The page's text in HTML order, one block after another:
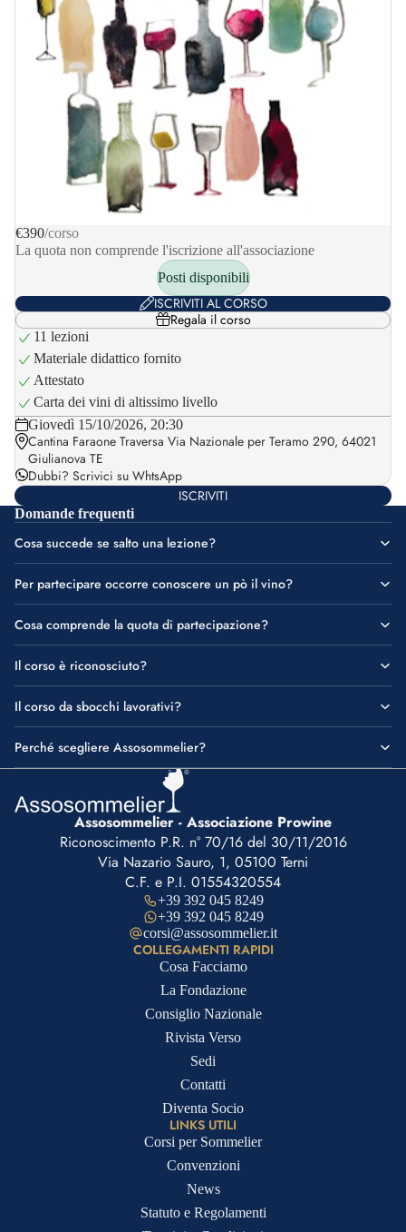
€390/corso
La quota non comprende l'iscrizione all'associazione
Posti disponibili
ISCRIVITI AL CORSO
Regala il corso
11 lezioni
Materiale didattico fornito
Attestato
Carta dei vini di altissimo livello
Giovedì 15/10/2026, 20:30
Cantina Faraone Traversa Via Nazionale per Teramo 290, 64021
Giulianova TE
Dubbi? Scrivici su WhtsApp
ISCRIVITI
Domande frequenti
Cosa succede se salto una lezione?
Per partecipare occorre conoscere un pò il vino?
Cosa comprende la quota di partecipazione?
Il corso è riconosciuto?
Il corso da sbocchi lavorativi?
Perché scegliere Assosommelier?
Assosommelier - Associazione Prowine
Riconoscimento P.R. n° 70/16 del 30/11/2016
Via Nazario Sauro, 1, 05100 Terni
C.F. e P.I. 01554320554
+39 392 045 8249
+39 392 045 8249
corsi@assosommelier.it
COLLEGAMENTI RAPIDI
Cosa Facciamo
La Fondazione
Consiglio Nazionale
Rivista Verso
Sedi
Contatti
Diventa Socio
LINKS UTILI
Corsi per Sommelier
Convenzioni
News
Statuto e Regolamenti